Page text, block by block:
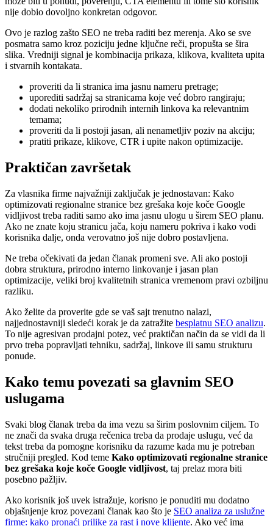
nije dobio dovoljno konkretan odgovor.
Ovo je razlog zašto SEO ne treba raditi bez merenja. Ako se sve
posmatra samo kroz poziciju jedne ključne reči, propušta se šira
slika. Vredniji signal je kombinacija prikaza, klikova, kvaliteta upita
i stvarnih kontakata.
proveriti da li stranica ima jasnu nameru pretrage;
uporediti sadržaj sa stranicama koje već dobro rangiraju;
dodati nekoliko prirodnih internih linkova ka relevantnim
temama;
proveriti da li postoji jasan, ali nenametljiv poziv na akciju;
pratiti prikaze, klikove, CTR i upite nakon optimizacije.
Praktičan završetak
Za vlasnika firme najvažniji zaključak je jednostavan: Kako
optimizovati regionalne stranice bez grešaka koje koče Google
vidljivost treba raditi samo ako ima jasnu ulogu u širem SEO planu.
Ako ne znate koju stranicu jača, koju nameru pokriva i kako vodi
korisnika dalje, onda verovatno još nije dobro postavljena.
Ne treba očekivati da jedan članak promeni sve. Ali ako postoji
dobra struktura, prirodno interno linkovanje i jasan plan
optimizacije, veliki broj kvalitetnih stranica vremenom pravi ozbiljnu
razliku.
Ako želite da proverite gde se vaš sajt trenutno nalazi,
najjednostavniji sledeći korak je da zatražite besplatnu SEO analizu.
To nije agresivan prodajni potez, već praktičan način da se vidi da li
prvo treba popravljati tehniku, sadržaj, linkove ili samu strukturu
ponude.
Kako temu povezati sa glavnim SEO
uslugama
Svaki blog članak treba da ima vezu sa širim poslovnim ciljem. To
ne znači da svaka druga rečenica treba da prodaje uslugu, već da
tekst treba da pomogne korisniku da razume kada mu je potreban
stručniji pregled. Kod teme Kako optimizovati regionalne stranice
bez grešaka koje koče Google vidljivost, taj prelaz mora biti
posebno pažljiv.
Ako korisnik još uvek istražuje, korisno je ponuditi mu dodatno
objašnjenje kroz povezani članak kao što je SEO analiza za uslužne
firme: kako pronaći prilike za rast i nove klijente. Ako već ima